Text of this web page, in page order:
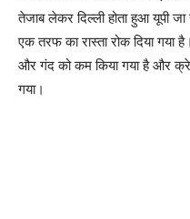
तेजाब लेकर दिल्ली होता हुआ यूपी
एक तरफ का रास्ता रोक दिया
और गंद को कम किया गया है और
गया।